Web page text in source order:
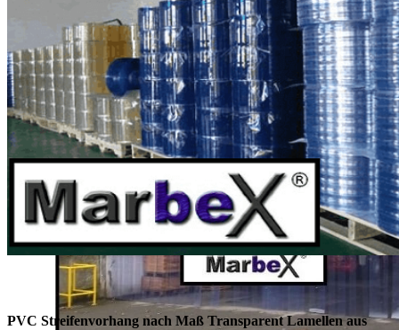
PVC Streifenvorhang nach Maß Transparent Lamellen aus